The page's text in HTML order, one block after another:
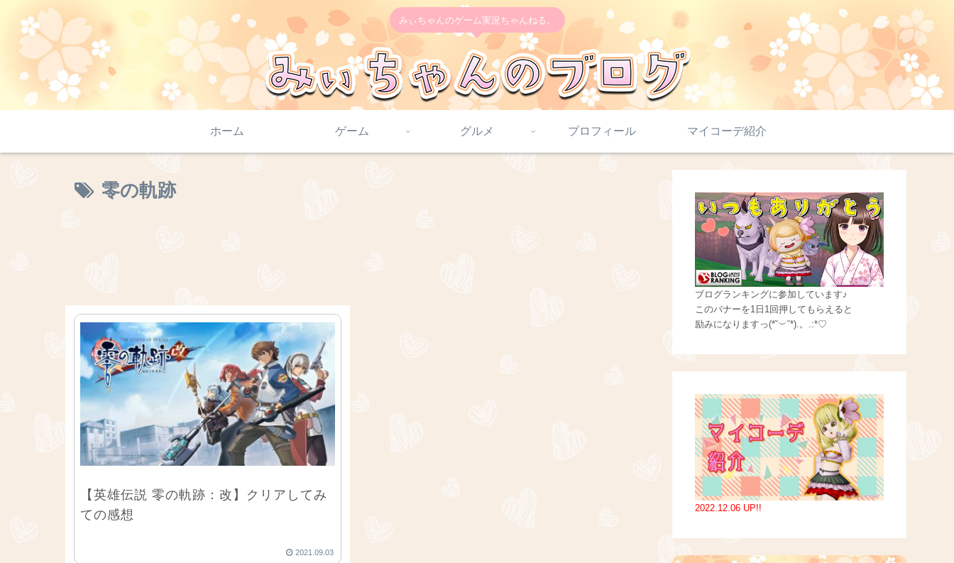
みぃちゃんのゲーム実況ちゃんねる。
ホーム ゲーム グルメ プロフィール マイコーデ紹介
零の軌跡
【英雄伝説 零の軌跡：改】クリアしてみ
ての感想
2021.09.03
ブログランキングに参加しています♪
このバナーを1日1回押してもらえると
励みになりますっ(*˘︶˘*).。.:*♡
2022.12.06 UP!!